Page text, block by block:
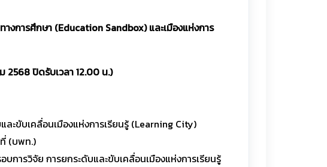
การศึกษา (Education Sandbox) และเมืองแห่งการ
2568 ปิดรับเวลา 12.00 น.)
ะขับเคลื่อนเมืองแห่งการเรียนรู้ (Learning City)
(บพท.)
การวิจัย การยกระดับและขับเคลื่อนเมืองแห่งการเรียนรู้